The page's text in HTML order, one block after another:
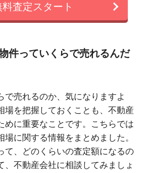
料査定スタート
件っていくらで売れるんだ
で売れるのか、気になりますよ
場を把握しておくことも、不動産
めに重要なことです。こちらでは
に関する情報をまとめました。
て、どのくらいの査定額になるの
、不動産会社に相談してみましょ